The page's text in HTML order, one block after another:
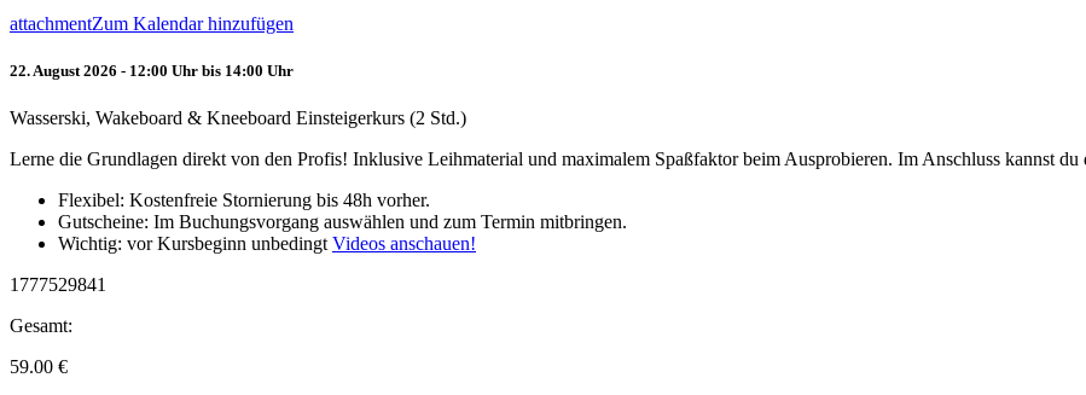
attachmentZum Kalendar hinzufügen
22. August 2026 - 12:00 Uhr bis 14:00 Uhr
Wasserski, Wakeboard & Kneeboard Einsteigerkurs (2 Std.)
Lerne die Grundlagen direkt von den Profis! Inklusive Leihmaterial und maximalem Spaßfaktor beim Ausprobieren. Im Anschluss kannst
Flexibel: Kostenfreie Stornierung bis 48h vorher.
Gutscheine: Im Buchungsvorgang auswählen und zum Termin mitbringen.
Wichtig: vor Kursbeginn unbedingt Videos anschauen!
1777529841
Gesamt:
59.00 €